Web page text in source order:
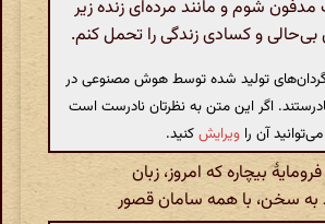
شوم و مانند مرده‌ای زنده زیر
بی‌حالی و کسادی زندگی را تحمل کنم.
تولید شده توسط هوش مصنوعی در
اگر این متن به نظرتان نادرست است
می‌توانید آن را ویرایشکنید.
بیچاره که امروز، زبان
به سخن، با همه سامان قصور